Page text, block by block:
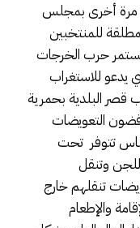
مرة أخرى بمجلس
للمنتخبين
حرب الخرجات
يدعو للاستغراب
قصر البلدية بحمرية
التعويضات
تتوفر تحت
وتنقل
تنقلهم خارج
والإطعام